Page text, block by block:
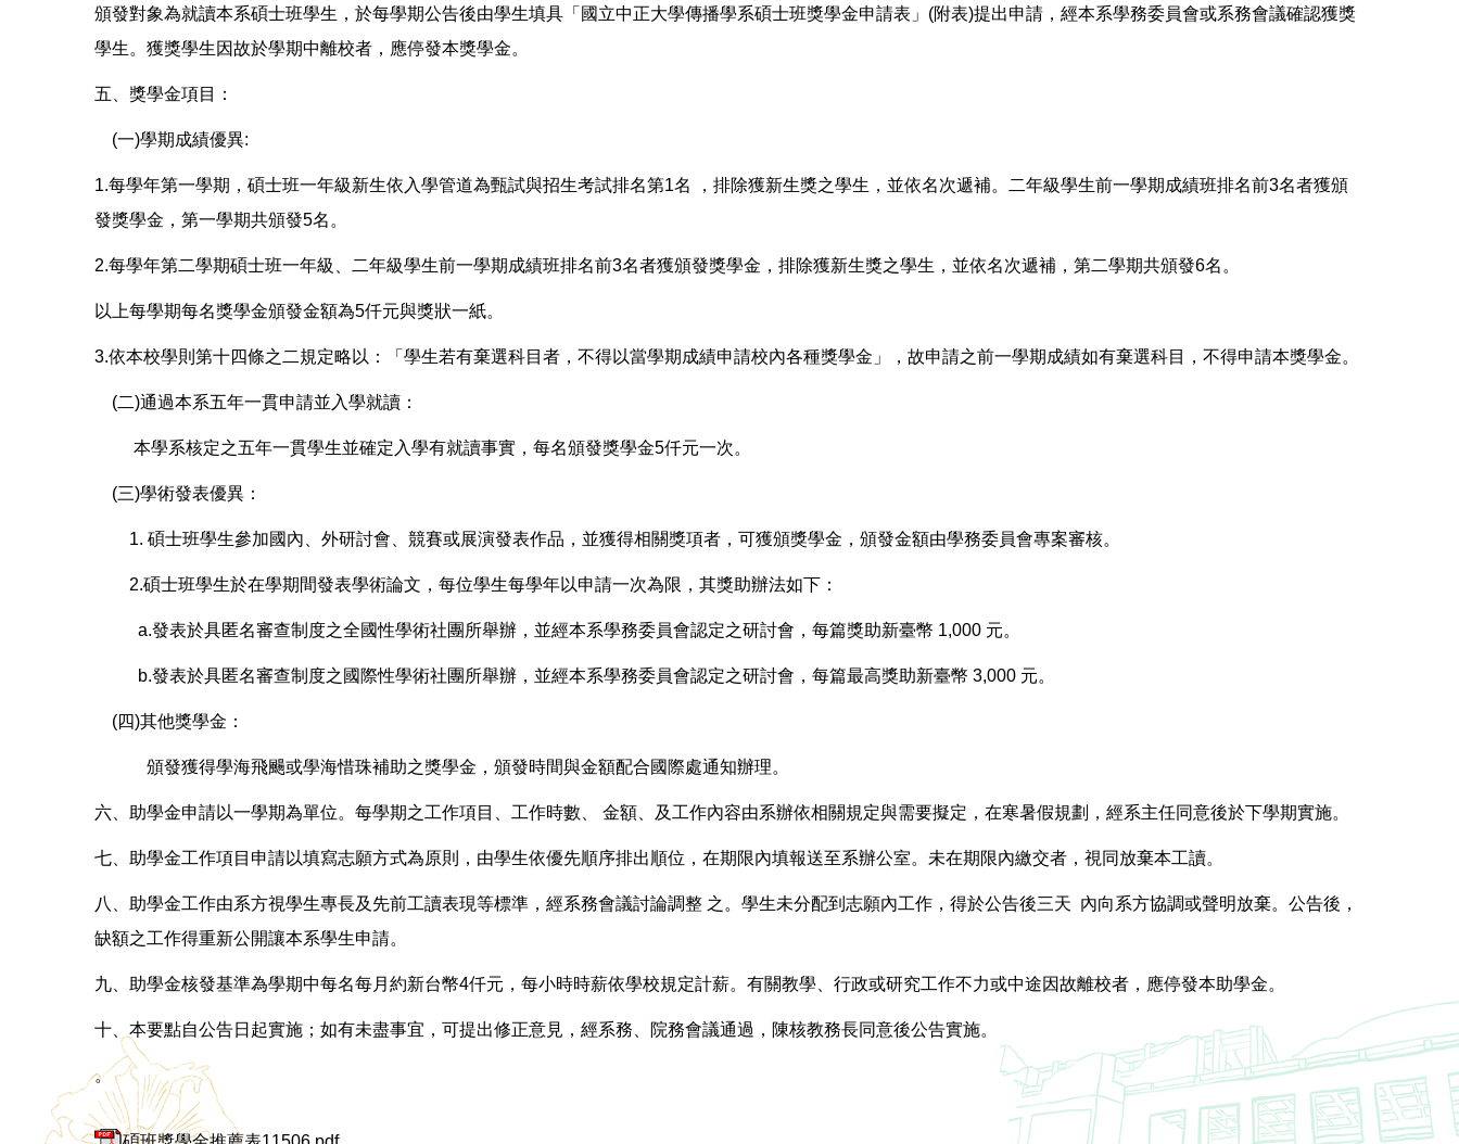
頒發對象為就讀本系碩士班學生，於每學期公告後由學生填具「國立中正大學傳播學系碩士班獎學金申請表」(附表)提出申請，經本系學務委員會或系務會議確認獲獎
學生。獲獎學生因故於學期中離校者，應停發本獎學金。
五、獎學金項目：
(一)學期成績優異:
1.每學年第一學期，碩士班一年級新生依入學管道為甄試與招生考試排名第1名 ，排除獲新生獎之學生，並依名次遞補。二年級學生前一學期成績班排名前3名者獲頒
發獎學金，第一學期共頒發5名。
2.每學年第二學期碩士班一年級、二年級學生前一學期成績班排名前3名者獲頒發獎學金，排除獲新生獎之學生，並依名次遞補，第二學期共頒發6名。
以上每學期每名獎學金頒發金額為5仟元與獎狀一紙。
3.依本校學則第十四條之二規定略以：「學生若有棄選科目者，不得以當學期成績申請校內各種獎學金」，故申請之前一學期成績如有棄選科目，不得申請本獎學金。
(二)通過本系五年一貫申請並入學就讀：
本學系核定之五年一貫學生並確定入學有就讀事實，每名頒發獎學金5仟元一次。
(三)學術發表優異：
1. 碩士班學生參加國內、外研討會、競賽或展演發表作品，並獲得相關獎項者，可獲頒獎學金，頒發金額由學務委員會專案審核。
2.碩士班學生於在學期間發表學術論文，每位學生每學年以申請一次為限，其獎助辦法如下：
a.發表於具匿名審查制度之全國性學術社團所舉辦，並經本系學務委員會認定之研討會，每篇獎助新臺幣 1,000 元。
b.發表於具匿名審查制度之國際性學術社團所舉辦，並經本系學務委員會認定之研討會，每篇最高獎助新臺幣 3,000 元。
(四)其他獎學金：
頒發獲得學海飛颺或學海惜珠補助之獎學金，頒發時間與金額配合國際處通知辦理。
六、助學金申請以一學期為單位。每學期之工作項目、工作時數、 金額、及工作內容由系辦依相關規定與需要擬定，在寒暑假規劃，經系主任同意後於下學期實施。
七、助學金工作項目申請以填寫志願方式為原則，由學生依優先順序排出順位，在期限內填報送至系辦公室。未在期限內繳交者，視同放棄本工讀。
八、助學金工作由系方視學生專長及先前工讀表現等標準，經系務會議討論調整 之。學生未分配到志願內工作，得於公告後三天 內向系方協調或聲明放棄。公告後，
缺額之工作得重新公開讓本系學生申請。
九、助學金核發基準為學期中每名每月約新台幣4仟元，每小時時薪依學校規定計薪。有關教學、行政或研究工作不力或中途因故離校者，應停發本助學金。
十、本要點自公告日起實施；如有未盡事宜，可提出修正意見，經系務、院務會議通過，陳核教務長同意後公告實施。
。